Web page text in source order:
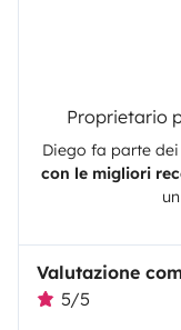
Proprietario
Diego fa parte dei
con le migliori
un
Valutazione
5/5